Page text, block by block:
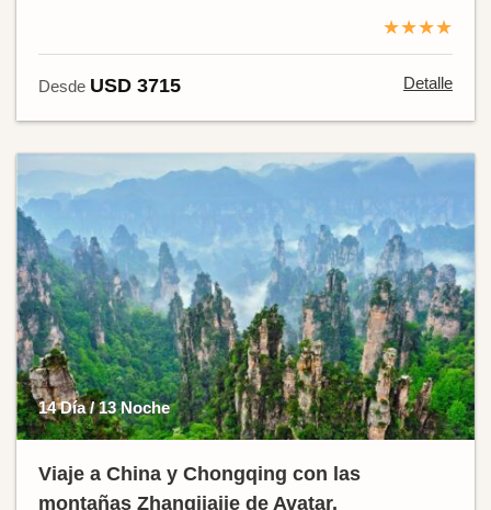
★★★★
Desde USD 3715 Detalle
14 Día / 13 Noche
Viaje a China y Chongqing con las
montañas Zhangjiajie de Avatar.